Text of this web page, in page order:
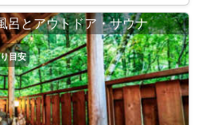
呂とアウトドア・サウナ
目安